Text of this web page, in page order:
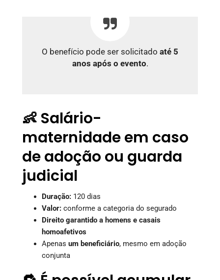
O benefício pode ser solicitado até 5
anos após o evento.
👶 Salário-
maternidade em caso
de adoção ou guarda
judicial
Duração: 120 dias
Valor: conforme a categoria do segurado
Direito garantido a homens e casais
homoafetivos
Apenas um beneficiário, mesmo em adoção
conjunta